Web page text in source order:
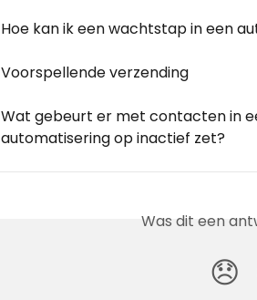
Hoe kan ik een wachtstap in een
Voorspellende verzending
Wat gebeurt er met contacten in
automatisering op inactief zet?
Was dit een
😞